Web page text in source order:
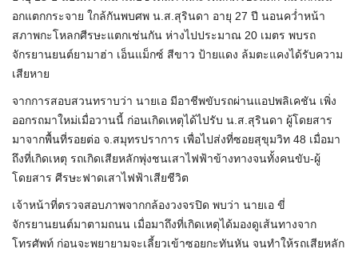
อกแตกกระจาย ใกล้กันพบศพ น.ส.สุรินดา อายุ 27 ปี นอนคว่ำหน้า
สภาพกะโหลกศีรษะแตกเช่นกัน ห่างไปประมาณ 20 เมตร พบรถ
จักรยานยนต์ยามาฮ่า เอ็นแม็กซ์ สีขาว ป้ายแดง ล้มตะแคงได้รับความ
เสียหาย
จากการสอบสวนทราบว่า นายเอ มีอาชีพขับรถผ่านแอปพลิเคชัน เพิ่ง
ออกรถมาใหม่เมื่อวานนี้ ก่อนเกิดเหตุได้ไปรับ น.ส.สุรินดา ผู้โดยสาร
มาจากพื้นที่รอยต่อ จ.สมุทรปราการ เพื่อไปส่งที่ซอยสุขุมวิท 48 เมื่อมา
ถึงที่เกิดเหตุ รถเกิดเสียหลักพุ่งชนเสาไฟฟ้าข้างทางจนทั้งคนขับ-ผู้
โดยสาร ศีรษะฟาดเสาไฟฟ้าเสียชีวิต
เจ้าหน้าที่ตรวจสอบภาพจากกล้องวงจรปิด พบว่า นายเอ ขี่
จักรยานยนต์มาตามถนน เมื่อมาถึงที่เกิดเหตุได้มองดูเส้นทางจาก
โทรศัพท์ ก่อนจะพยายามจะเลี้ยวเข้าซอยกะทันหัน จนทำให้รถเสียหลัก